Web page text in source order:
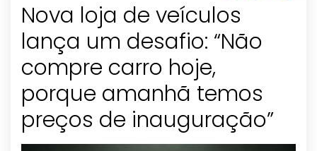
Nova loja de veículos
lança um desafio: “Não
compre carro hoje,
porque amanhã temos
preços de inauguração”